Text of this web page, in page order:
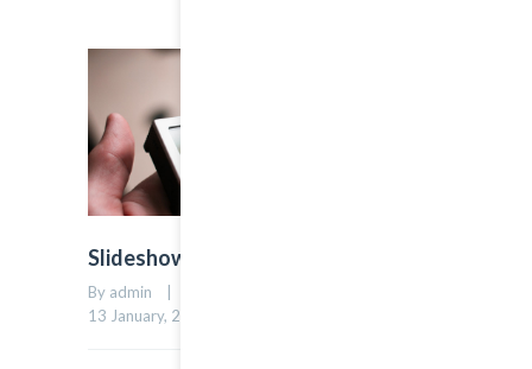
Slideshow Post
By admin    |    Uncategorized    |
13 January, 2015    |